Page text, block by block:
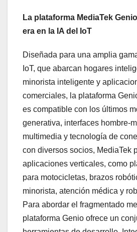
La plataforma MediaTek
era en la IA del IoT
Diseñada para una amplia
IoT, que abarcan hogares
minorista inteligente y
comerciales, la plataforma
es compatible con los últimos
generativa, interfaces hombre-
multimedia y tecnología de
con diversos socios, MediaTek
aplicaciones verticales, como
para motocicletas, brazos
minorista, atención médica y
Para abordar el fragmentado
plataforma Genio ofrece un